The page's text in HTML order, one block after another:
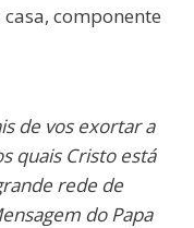
componente
de vos exortar a
quais Cristo está
rede de
do Papa